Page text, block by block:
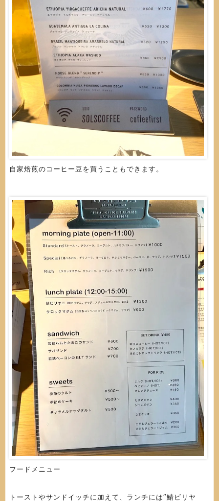
自家焙煎のコーヒー豆を買うこともできます。
フードメニュー
トーストやサンドイッチに加えて、ランチには”鯖ビリヤ